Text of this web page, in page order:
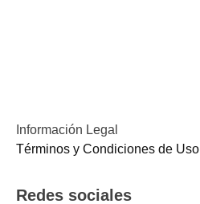
Información Legal
Términos y Condiciones de
Redes sociales